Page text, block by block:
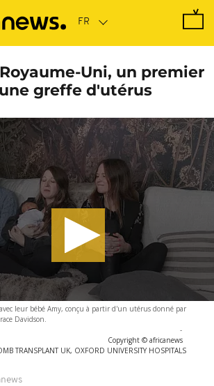
Uni, un premier
greffe d'utérus
leur bébé Amy, conçu à partir d'un utérus donné par
Davidson.
-
Copyright © africanews
TRANSPLANT UK, OXFORD UNIVERSITY HOSPITALS